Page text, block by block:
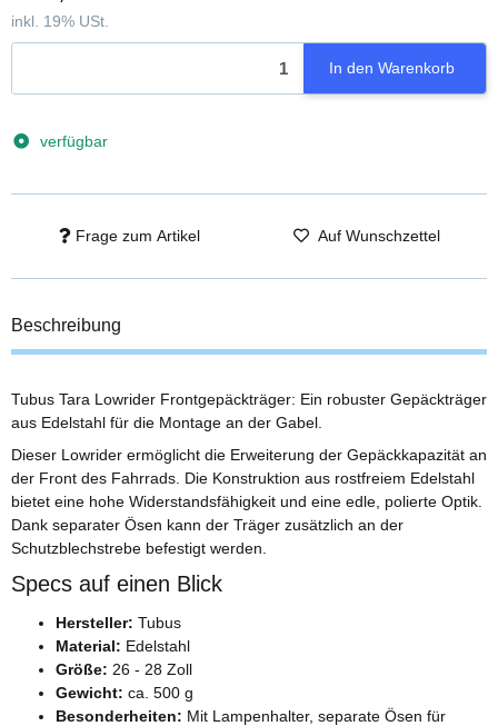
inkl. 19% USt.
In den Warenkorb
verfügbar
Frage zum Artikel Auf Wunschzettel
Beschreibung
Tubus Tara Lowrider Frontgepäckträger: Ein robuster Gepäckträger
aus Edelstahl für die Montage an der Gabel.
Dieser Lowrider ermöglicht die Erweiterung der Gepäckkapazität an
der Front des Fahrrads. Die Konstruktion aus rostfreiem Edelstahl
bietet eine hohe Widerstandsfähigkeit und eine edle, polierte Optik.
Dank separater Ösen kann der Träger zusätzlich an der
Schutzblechstrebe befestigt werden.
Specs auf einen Blick
Hersteller: Tubus
Material: Edelstahl
Größe: 26 - 28 Zoll
Gewicht: ca. 500 g
Besonderheiten: Mit Lampenhalter, separate Ösen für